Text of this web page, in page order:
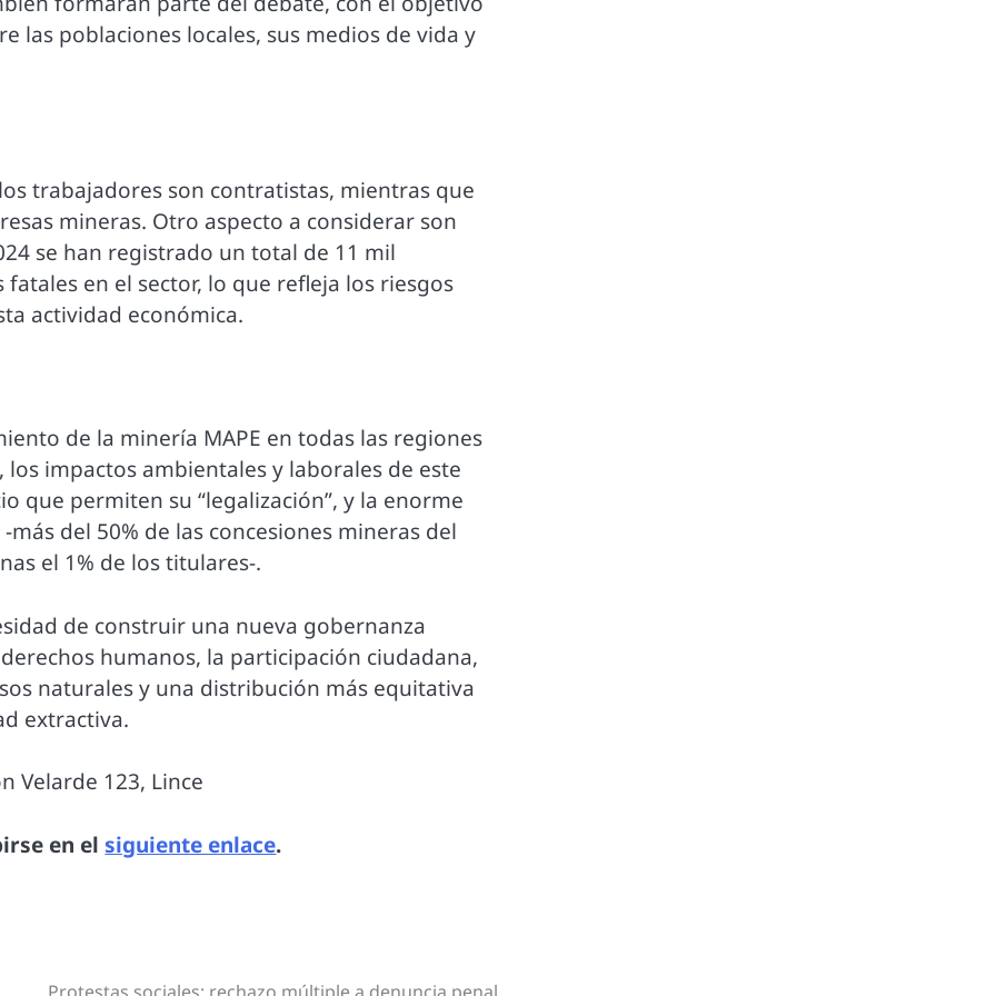
las poblaciones locales, sus medios de vida y
trabajadores son contratistas, mientras que
mineras. Otro aspecto a considerar son
se han registrado un total de 11 mil
en el sector, lo que refleja los riesgos
actividad económica.
de la minería MAPE en todas las regiones
impactos ambientales y laborales de este
que permiten su “legalización”, y la enorme
del 50% de las concesiones mineras del
el 1% de los titulares-.
de construir una nueva gobernanza
humanos, la participación ciudadana,
naturales y una distribución más equitativa
extractiva.
Velarde 123, Lince
en el siguiente enlace.